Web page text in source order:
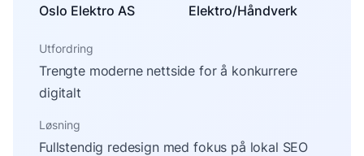
Oslo Elektro AS Elektro/Håndverk
Utfordring
Trengte moderne nettside for å konkurrere
digitalt
Løsning
Fullstendig redesign med fokus på lokal SEO